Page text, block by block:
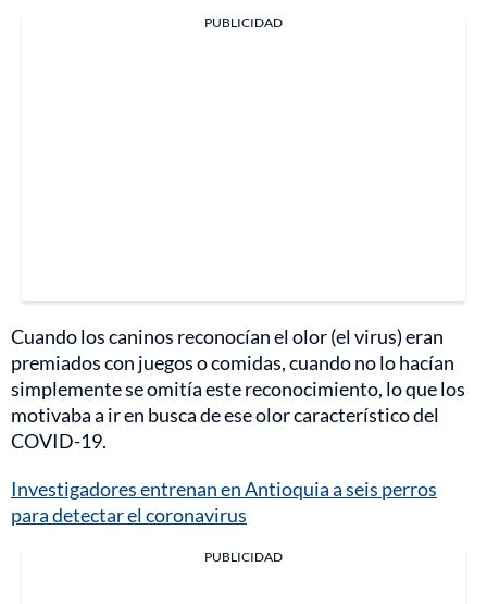
PUBLICIDAD
Cuando los caninos reconocían el olor (el virus) eran
premiados con juegos o comidas, cuando no lo hacían
simplemente se omitía este reconocimiento, lo que los
motivaba a ir en busca de ese olor característico del
COVID-19.
Investigadores entrenan en Antioquia a seis perros
para detectar el coronavirus
PUBLICIDAD